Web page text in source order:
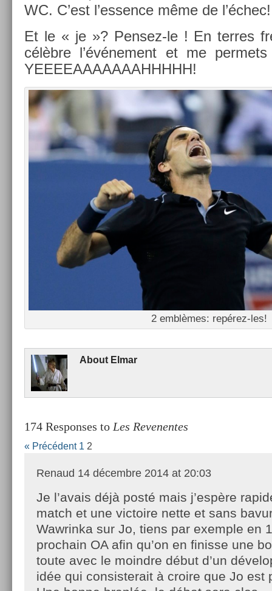
WC. C’est l’ess­ence même de l’échec!
Et le « je »? Pensez-le ! En ter­res
célèbre l’événe­ment et me
YEEEEAAAAAAAHHHHH!
2 emblèmes: repérez-les!
About Elmar
174 Responses to Les Revenentes
« Précédent 1 2
Renaud 14 décembre 2014 at 20:03
Je l’avais déjà posté mais j’espère
match et une victoire nette et sans
Wawrinka sur Jo, tiens par exemple en
prochain OA afin qu’on en finisse une
toute avec le moindre début d’un
idée qui consisterait à croire que Jo est